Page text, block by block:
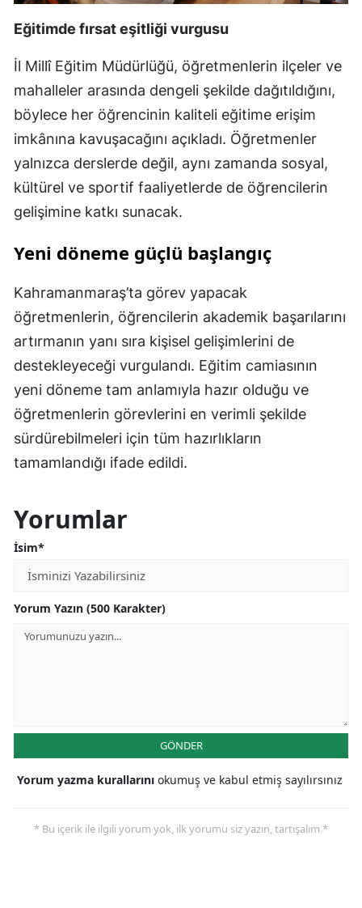
Eğitimde fırsat eşitliği vurgusu
İl Millî Eğitim Müdürlüğü, öğretmenlerin ilçeler ve
mahalleler arasında dengeli şekilde dağıtıldığını,
böylece her öğrencinin kaliteli eğitime erişim
imkânına kavuşacağını açıkladı. Öğretmenler
yalnızca derslerde değil, aynı zamanda sosyal,
kültürel ve sportif faaliyetlerde de öğrencilerin
gelişimine katkı sunacak.
Yeni döneme güçlü başlangıç
Kahramanmaraş’ta görev yapacak
öğretmenlerin, öğrencilerin akademik başarılarını
artırmanın yanı sıra kişisel gelişimlerini de
destekleyeceği vurgulandı. Eğitim camiasının
yeni döneme tam anlamıyla hazır olduğu ve
öğretmenlerin görevlerini en verimli şekilde
sürdürebilmeleri için tüm hazırlıkların
tamamlandığı ifade edildi.
Yorumlar
İsim*
Yorum Yazın (500 Karakter)
GÖNDER
Yorum yazma kurallarını okumuş ve kabul etmiş sayılırsınız
* Bu içerik ile ilgili yorum yok, ilk yorumu siz yazın, tartışalım *